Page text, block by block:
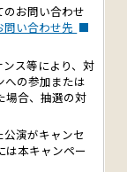
お問い合わせ
い合わせ先
ス等により、対
への参加または
場合、抽選の対
演がキャンセ
は本キャンペー